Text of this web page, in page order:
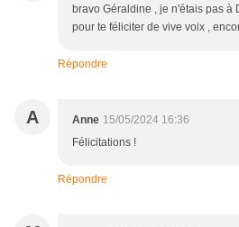
bravo Géraldine , je n'étais pas à
pour te féliciter de vive voix ,
Répondre
A Anne 15/05/2024 16:36
Félicitations !
Répondre